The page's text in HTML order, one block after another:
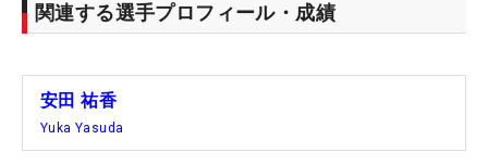
関連する選手プロフィール・成績
安田 祐香
Yuka Yasuda